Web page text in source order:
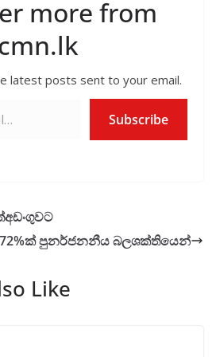
more from
latest posts sent to your email.
Subscribe
පුනර්ජනනීය බලශක්තියෙන්
Like